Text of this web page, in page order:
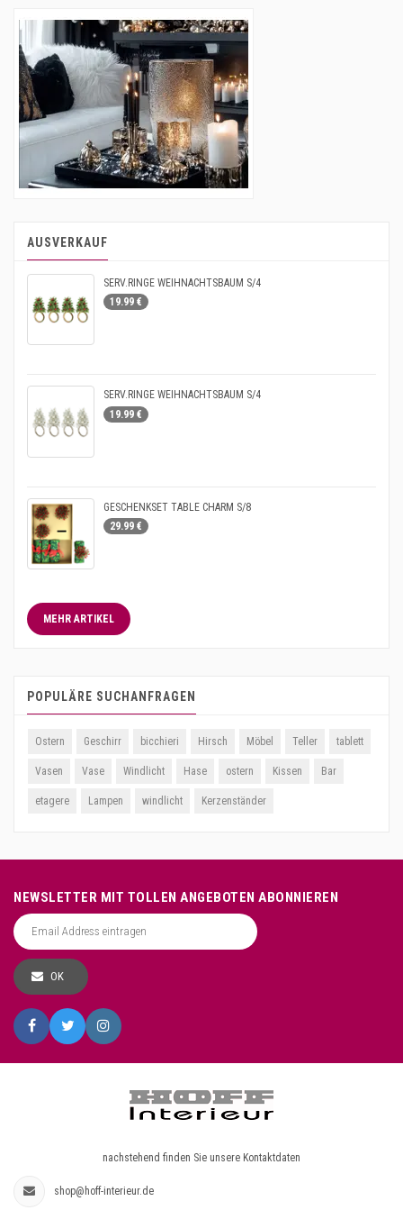
AUSVERKAUF
SERV.RINGE WEIHNACHTSBAUM S/4
19.99 €
SERV.RINGE WEIHNACHTSBAUM S/4
19.99 €
GESCHENKSET TABLE CHARM S/8
29.99 €
MEHR ARTIKEL
POPULÄRE SUCHANFRAGEN
Ostern Geschirr bicchieri Hirsch Möbel Teller tablett
Vasen Vase Windlicht Hase ostern Kissen Bar
etagere Lampen windlicht Kerzenständer
NEWSLETTER MIT TOLLEN ANGEBOTEN ABONNIEREN
OK
nachstehend finden Sie unsere Kontaktdaten
shop@hoff-interieur.de